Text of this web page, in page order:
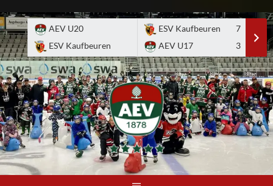
to
content
AEV U20
ESV Kaufbeuren
ESV Kaufbeuren
7
AEV U17
3